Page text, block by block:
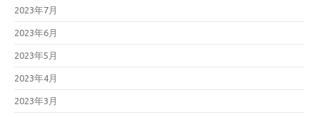
2023年7月
2023年6月
2023年5月
2023年4月
2023年3月